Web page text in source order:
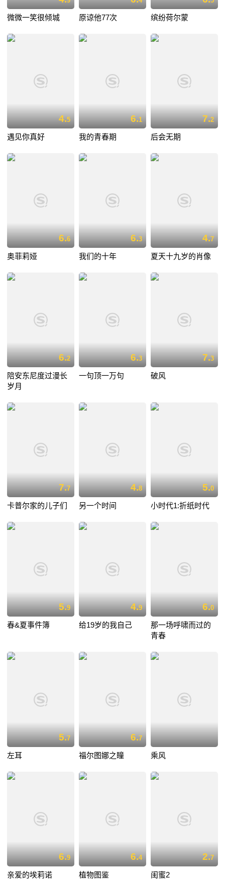
微微一笑很倾城 原谅他77次 缤纷荷尔蒙
4.5
遇见你真好
6.1
我的青春期
7.2
后会无期
6.6
奥菲莉娅
6.3
我们的十年
4.7
夏天十九岁的肖像
6.2
陪安东尼度过漫长
岁月
6.3
一句顶一万句
7.3
破风
7.7
卡普尔家的儿子们
4.8
另一个时间
5.0
小时代1:折纸时代
5.9
春&夏事件簿
4.9
给19岁的我自己
6.0
那一场呼啸而过的
青春
5.7
左耳
6.7
福尔图娜之瞳 乘风
6.9
亲爱的埃莉诺
6.4
植物图鉴
2.7
闺蜜2